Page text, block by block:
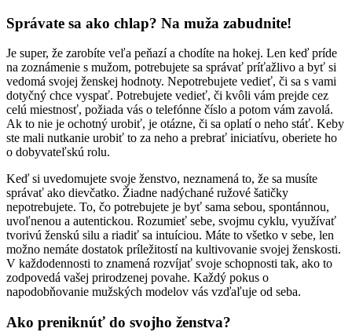
Správate sa ako chlap? Na muža zabudnite!
Je super, že zarobíte veľa peňazí a chodíte na hokej. Len keď príde
na zoznámenie s mužom, potrebujete sa správať príťažlivo a byť si
vedomá svojej ženskej hodnoty. Nepotrebujete vedieť, či sa s vami
dotyčný chce vyspať. Potrebujete vedieť, či kvôli vám prejde cez
celú miestnosť, požiada vás o telefónne číslo a potom vám zavolá.
Ak to nie je ochotný urobiť, je otázne, či sa oplatí o neho stáť. Keby
ste mali nutkanie urobiť to za neho a prebrať iniciatívu, oberiete ho
o dobyvateľskú rolu.
Keď si uvedomujete svoje ženstvo, neznamená to, že sa musíte
správať ako dievčatko. Žiadne nadýchané ružové šatičky
nepotrebujete. To, čo potrebujete je byť sama sebou, spontánnou,
uvoľnenou a autentickou. Rozumieť sebe, svojmu cyklu, využívať
tvorivú ženskú silu a riadiť sa intuíciou. Máte to všetko v sebe, len
možno nemáte dostatok príležitostí na kultivovanie svojej ženskosti.
V každodennosti to znamená rozvíjať svoje schopnosti tak, ako to
zodpovedá vašej prirodzenej povahe. Každý pokus o
napodobňovanie mužských modelov vás vzďaľuje od seba.
Ako preniknúť do svojho ženstva?